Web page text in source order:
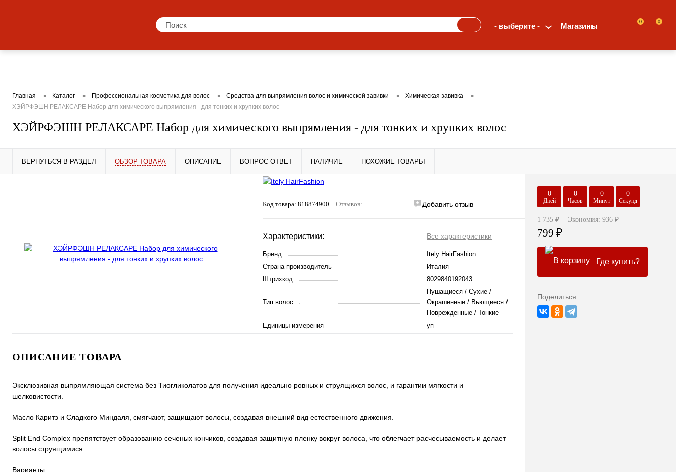
- выберите - Магазины
0 0
Главная • Каталог • Профессиональная косметика для волос • Средства для выпрямления волос и химической завивки • Химическая завивка •
ХЭЙРФЭШН РЕЛАКСАРЕ Набор для химического выпрямления - для тонких и хрупких волос
ХЭЙРФЭШН РЕЛАКСАРЕ Набор для химического выпрямления - для тонких и хрупких волос
ВЕРНУТЬСЯ В РАЗДЕЛ ОБЗОР ТОВАРА ОПИСАНИЕ ВОПРОС-ОТВЕТ НАЛИЧИЕ ПОХОЖИЕ ТОВАРЫ
Код товара: 818874900 Отзывов: Добавить отзыв
Характеристики: Все характеристики
Бренд
Itely HairFashion
Страна производитель
Италия
Штрихкод
8029840192043
Тип волос
Пушащиеся / Сухие /
Окрашенные / Вьющиеся /
Поврежденные / Тонкие
Единицы измерения
уп
ОПИСАНИЕ ТОВАРА
Эксклюзивная выпрямляющая система без Тиогликолатов для получения идеально ровных и струящихся волос, и гарантии мягкости и
шелковистости.
Масло Каритэ и Сладкого Миндаля, смягчают, защищают волосы, создавая внешний вид естественного движения.
Split End Complex препятствует образованию сеченых кончиков, создавая защитную пленку вокруг волоса, что облегчает расчесываемость и делает
волосы струящимися.
Варианты:
0
Дней
0
Часов
0
Минут
0
Секунд
1 735 ₽ Экономия: 936 ₽
799 ₽
Где купить?
Поделиться